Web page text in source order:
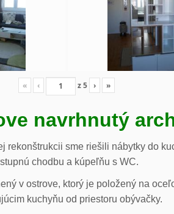
« ‹ z5 › »
navrhnutý
rekonštrukcii sme riešili nábytky do
chodbu a kúpeľňu s WC.
v ostrove, ktorý je položený na
kuchyňu od priestoru obývačky.